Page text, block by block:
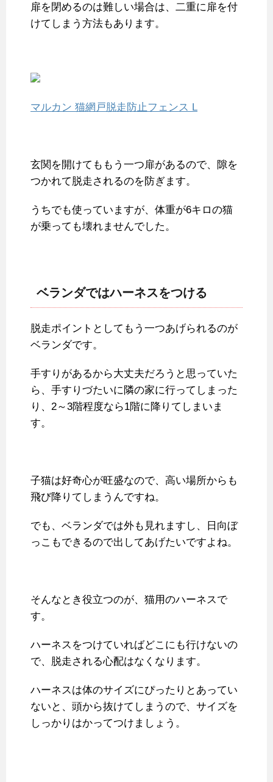
扉を閉めるのは難しい場合は、二重に扉を付
けてしまう方法もあります。
マルカン 猫網戸脱走防止フェンス L
玄関を開けてももう一つ扉があるので、隙を
つかれて脱走されるのを防ぎます。
うちでも使っていますが、体重が6キロの猫
が乗っても壊れませんでした。
ベランダではハーネスをつける
脱走ポイントとしてもう一つあげられるのが
ベランダです。
手すりがあるから大丈夫だろうと思っていた
ら、手すりづたいに隣の家に行ってしまった
り、2～3階程度なら1階に降りてしまいま
す。
子猫は好奇心が旺盛なので、高い場所からも
飛び降りてしまうんですね。
でも、ベランダでは外も見れますし、日向ぼ
っこもできるので出してあげたいですよね。
そんなとき役立つのが、猫用のハーネスで
す。
ハーネスをつけていればどこにも行けないの
で、脱走される心配はなくなります。
ハーネスは体のサイズにぴったりとあってい
ないと、頭から抜けてしまうので、サイズを
しっかりはかってつけましょう。